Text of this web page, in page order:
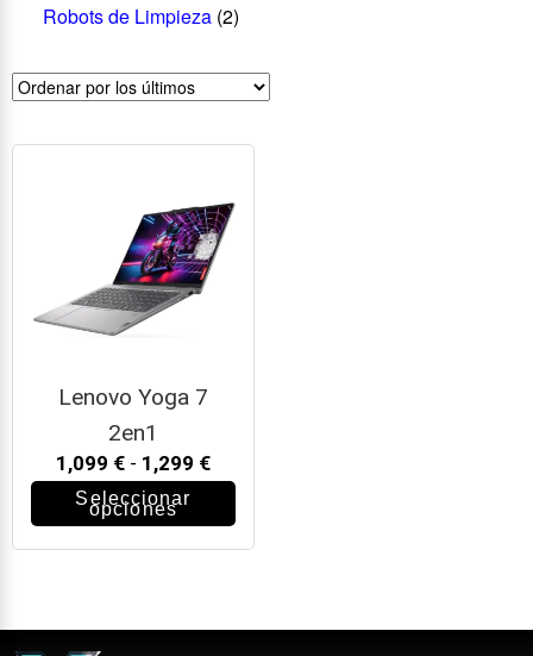
Robots de Limpieza (2)
Lenovo Yoga 7
2en1
1,099 € - 1,299 €
Seleccionar
opciones